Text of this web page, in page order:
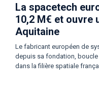
La spacetech
10,2 M€ et ouvre
Aquitaine
Le fabricant européen de
depuis sa fondation, boucle
dans la filière spatiale